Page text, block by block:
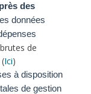
des
données
de
Ici)
à disposition
de gestion